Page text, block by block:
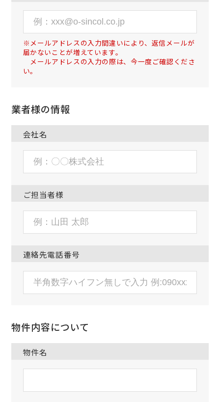
※メールアドレスの入力間違いにより、返信メールが
届かないことが増えています。
メールアドレスの入力の際は、今一度ご確認くださ
い。
業者様の情報
会社名
ご担当者様
連絡先電話番号
物件内容について
物件名